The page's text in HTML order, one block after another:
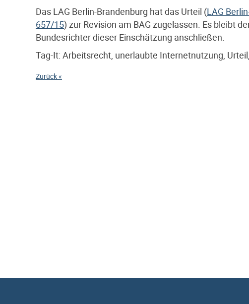
Das LAG Berlin-Brandenburg hat das Urteil (LAG
657/15) zur Revision am BAG zugelassen. Es bleibt
Bundesrichter dieser Einschätzung anschließen.
Tag-It: Arbeitsrecht, unerlaubte Internetnutzung,
Zurück «